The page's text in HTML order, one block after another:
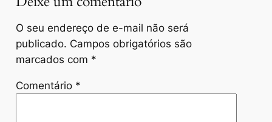
O seu endereço de e-mail não será
publicado. Campos obrigatórios são
marcados com *
Comentário *